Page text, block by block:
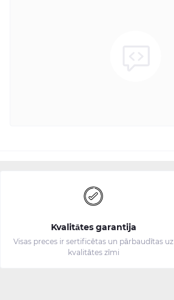
Kvalitātes garantija
Visas preces ir sertificētas un pārbaudītas uz
kvalitātes zīmi